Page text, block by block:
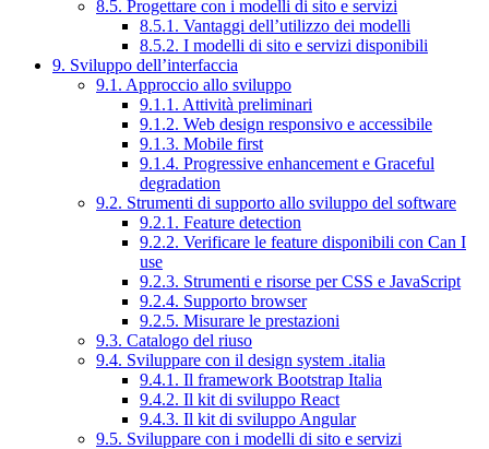
8.5. Progettare con i modelli di sito e servizi
8.5.1. Vantaggi dell’utilizzo dei modelli
8.5.2. I modelli di sito e servizi disponibili
9. Sviluppo dell’interfaccia
9.1. Approccio allo sviluppo
9.1.1. Attività preliminari
9.1.2. Web design responsivo e accessibile
9.1.3. Mobile first
9.1.4. Progressive enhancement e Graceful
degradation
9.2. Strumenti di supporto allo sviluppo del software
9.2.1. Feature detection
9.2.2. Verificare le feature disponibili con Can I
use
9.2.3. Strumenti e risorse per CSS e JavaScript
9.2.4. Supporto browser
9.2.5. Misurare le prestazioni
9.3. Catalogo del riuso
9.4. Sviluppare con il design system .italia
9.4.1. Il framework Bootstrap Italia
9.4.2. Il kit di sviluppo React
9.4.3. Il kit di sviluppo Angular
9.5. Sviluppare con i modelli di sito e servizi